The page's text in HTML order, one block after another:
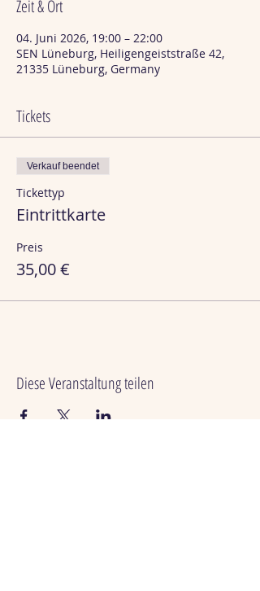
Zeit & Ort
04. Juni 2026, 19:00 – 22:00
SEN Lüneburg, Heiligengeiststraße 42,
21335 Lüneburg, Germany
Tickets
Verkauf beendet
Tickettyp
Eintrittkarte
Preis
35,00 €
Diese Veranstaltung teilen